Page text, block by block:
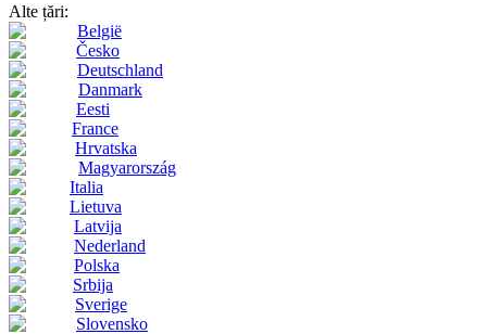
Alte țări:
België
Česko
Deutschland
Danmark
Eesti
France
Hrvatska
Magyarország
Italia
Lietuva
Latvija
Nederland
Polska
Srbija
Sverige
Slovensko